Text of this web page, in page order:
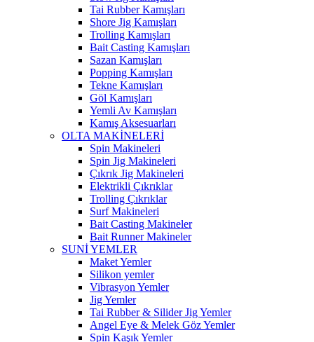
Tai Rubber Kamışları
Shore Jig Kamışları
Trolling Kamışları
Bait Casting Kamışları
Sazan Kamışları
Popping Kamışları
Tekne Kamışları
Göl Kamışları
Yemli Av Kamışları
Kamış Aksesuarları
OLTA MAKİNELERİ
Spin Makineleri
Spin Jig Makineleri
Çıkrık Jig Makineleri
Elektrikli Çıkrıklar
Trolling Çıkrıklar
Surf Makineleri
Bait Casting Makineler
Bait Runner Makineler
SUNİ YEMLER
Maket Yemler
Silikon yemler
Vibrasyon Yemler
Jig Yemler
Tai Rubber & Silider Jig Yemler
Angel Eye & Melek Göz Yemler
Spin Kaşık Yemler